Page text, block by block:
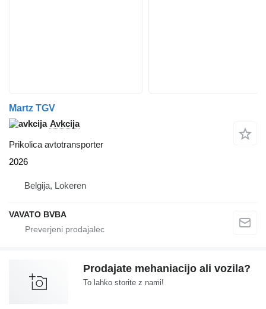
Martz TGV
Avkcija
Prikolica avtotransporter
2026
Belgija, Lokeren
VAVATO BVBA
Prodajate mehaniacijo ali vozila?
To lahko storite z nami!